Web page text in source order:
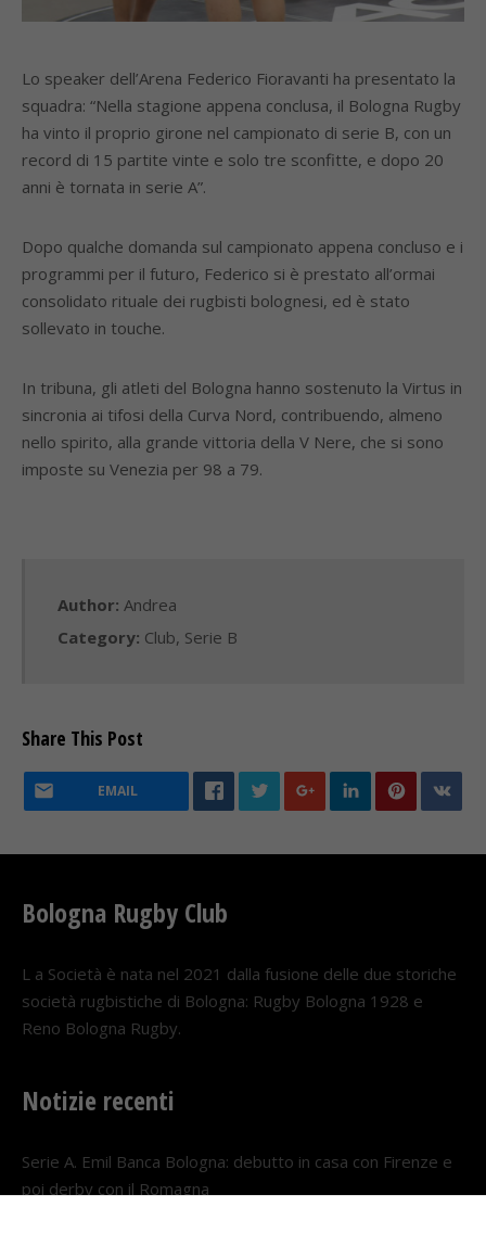
Lo speaker dell’Arena Federico Fioravanti ha presentato la
squadra: “Nella stagione appena conclusa, il Bologna Rugby
ha vinto il proprio girone nel campionato di serie B, con un
record di 15 partite vinte e solo tre sconfitte, e dopo 20
anni è tornata in serie A”.
Dopo qualche domanda sul campionato appena concluso e i
programmi per il futuro, Federico si è prestato all’ormai
consolidato rituale dei rugbisti bolognesi, ed è stato
sollevato in touche.
In tribuna, gli atleti del Bologna hanno sostenuto la Virtus in
sincronia ai tifosi della Curva Nord, contribuendo, almeno
nello spirito, alla grande vittoria della V Nere, che si sono
imposte su Venezia per 98 a 79.
Author: Andrea
Category: Club, Serie B
Share This Post
EMAIL
Bologna Rugby Club
L a Società è nata nel 2021 dalla fusione delle due storiche
società rugbistiche di Bologna: Rugby Bologna 1928 e
Reno Bologna Rugby.
Notizie recenti
Serie A. Emil Banca Bologna: debutto in casa con Firenze e
poi derby con il Romagna